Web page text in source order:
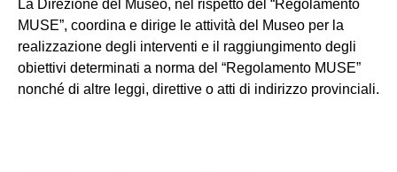
Partecipa
Per la scuola
La Direzione del Museo, nel rispetto del “Regolamento
MUSE”, coordina e dirige le attività del Museo per la
realizzazione degli interventi e il raggiungimento degli
obiettivi determinati a norma del “Regolamento MUSE”
nonché di altre leggi, direttive o atti di indirizzo provinciali.